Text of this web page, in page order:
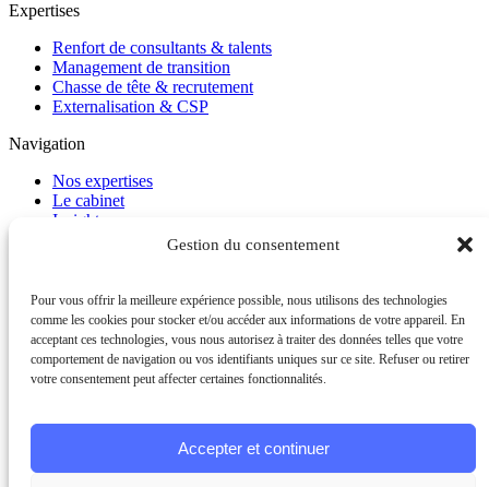
Gestion du consentement
Pour vous offrir la meilleure expérience possible, nous utilisons des technologies
comme les cookies pour stocker et/ou accéder aux informations de votre appareil. En
acceptant ces technologies, vous nous autorisez à traiter des données telles que votre
comportement de navigation ou vos identifiants uniques sur ce site. Refuser ou retirer
votre consentement peut affecter certaines fonctionnalités.
Accepter et continuer
Expertises
Renfort de consultants & talents
Management de transition
Chasse de tête & recrutement
Externalisation & CSP
Navigation
Nos expertises
Le cabinet
Insights
Contact
+33 1 41 10 47 00
LinkedIn
© 2026 MEOGROUP. Tous droits réservés.